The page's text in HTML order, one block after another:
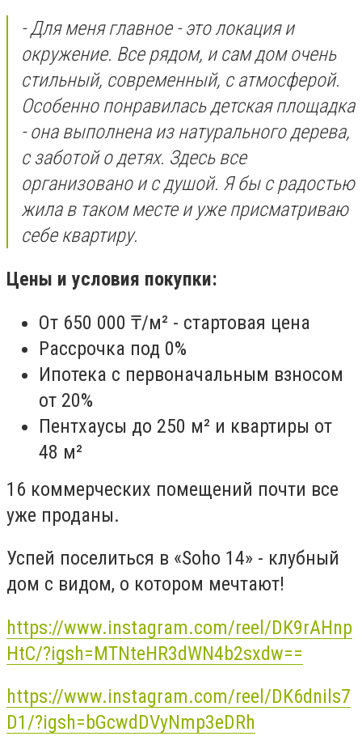
- Для меня главное - это локация и
окружение. Все рядом, и сам дом очень
стильный, современный, с атмосферой.
Особенно понравилась детская площадка
- она выполнена из натурального дерева,
с заботой о детях. Здесь все
организовано и с душой. Я бы с радостью
жила в таком месте и уже присматриваю
себе квартиру.
Цены и условия покупки:
От 650 000 ₸/м² - стартовая цена
Рассрочка под 0%
Ипотека с первоначальным взносом
от 20%
Пентхаусы до 250 м² и квартиры от
48 м²
16 коммерческих помещений почти все
уже проданы.
Успей поселиться в «Soho 14» - клубный
дом с видом, о котором мечтают!
https://www.instagram.com/reel/DK9rAHnp
HtC/?igsh=MTNteHR3dWN4b2sxdw==
https://www.instagram.com/reel/DK6dnils7
D1/?igsh=bGcwdDVyNmp3eDRh